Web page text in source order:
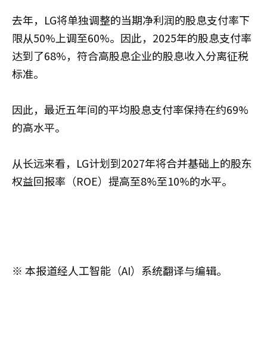
去年，LG将单独调整的当期净利润的股息支付率下
限从50%上调至60%。因此，2025年的股息支付率
达到了68%，符合高股息企业的股息收入分离征税
标准。
因此，最近五年间的平均股息支付率保持在约69%
的高水平。
从长远来看，LG计划到2027年将合并基础上的股东
权益回报率（ROE）提高至8%至10%的水平。
※ 本报道经人工智能（AI）系统翻译与编辑。